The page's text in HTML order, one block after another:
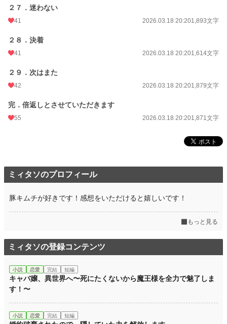
２７．迷わない
41 2026.03.18 20:201,893文字
２８．決着
41 2026.03.18 20:201,614文字
２９．次はまた
42 2026.03.18 20:201,879文字
完．倍返しとさせていただきます
55 2026.03.18 20:201,871文字
ミィタソのプロフィール
豚キムチが好きです！感想をいただけると嬉しいです！
もっと見る
ミィタソの登録コンテンツ
小説 恋愛 完結 短編
キャバ嬢、異世界へ〜死にたくないから魔王様を全力で魅了しま
す！〜
小説 恋愛 完結 短編